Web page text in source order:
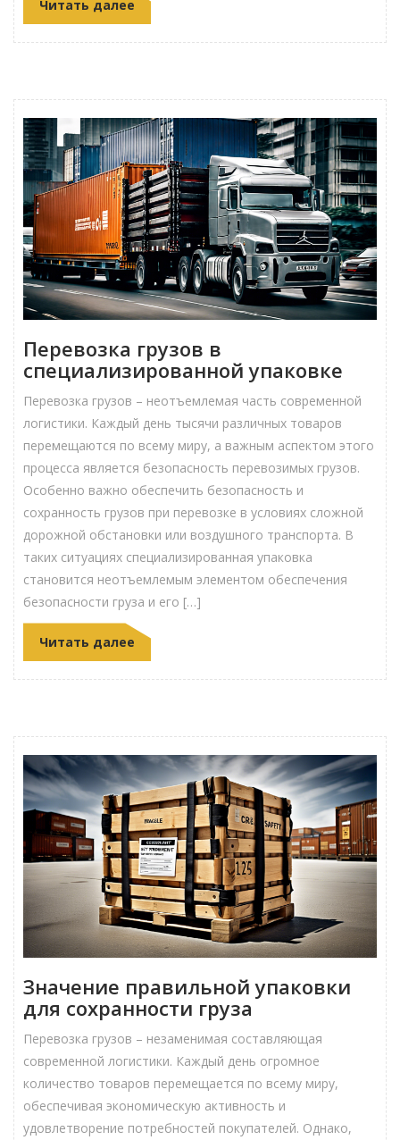
Читать далее
Перевозка грузов в
специализированной упаковке
Перевозка грузов – неотъемлемая часть современной
логистики. Каждый день тысячи различных товаров
перемещаются по всему миру, а важным аспектом этого
процесса является безопасность перевозимых грузов.
Особенно важно обеспечить безопасность и
сохранность грузов при перевозке в условиях сложной
дорожной обстановки или воздушного транспорта. В
таких ситуациях специализированная упаковка
становится неотъемлемым элементом обеспечения
безопасности груза и его […]
Читать далее
Значение правильной упаковки
для сохранности груза
Перевозка грузов – незаменимая составляющая
современной логистики. Каждый день огромное
количество товаров перемещается по всему миру,
обеспечивая экономическую активность и
удовлетворение потребностей покупателей. Однако,